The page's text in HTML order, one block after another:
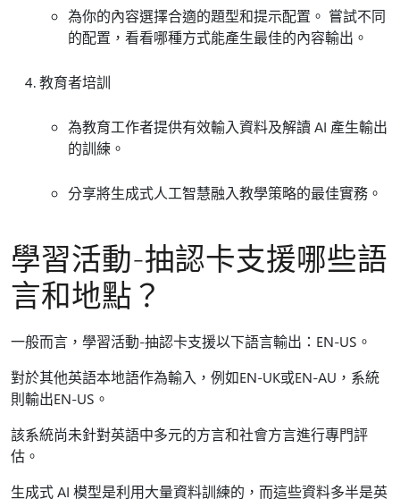
為你的內容選擇合適的題型和提示配置。 嘗試不同
的配置，看看哪種方式能產生最佳的內容輸出。
教育者培訓
為教育工作者提供有效輸入資料及解讀 AI 產生輸出
的訓練。
分享將生成式人工智慧融入教學策略的最佳實務。
學習活動-抽認卡支援哪些語
言和地點？
一般而言，學習活動-抽認卡支援以下語言輸出：EN-US。
對於其他英語本地語作為輸入，例如EN-UK或EN-AU，系統
則輸出EN-US。
該系統尚未針對英語中多元的方言和社會方言進行專門評
估。
生成式 AI 模型是利用大量資料訓練的，而這些資料多半是英